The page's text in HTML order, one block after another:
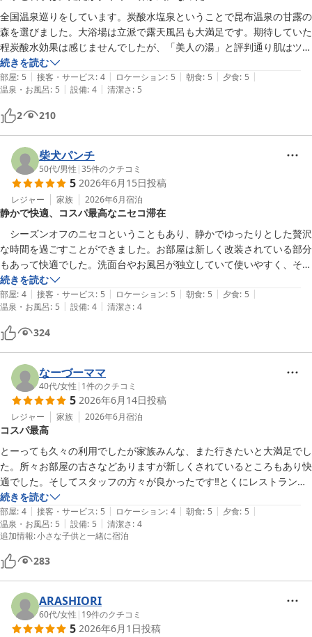
全国温泉巡りをしています。炭酸水塩泉ということで昆布温泉の甘露の
森を選びました。大浴場は立派で露天風呂も大満足です。期待していた
程炭酸水効果は感じませんでしたが、「美人の湯」と評判通り肌はツル
ツルになりました。夕食、朝食とも美味しく大満足です。日帰り温泉客
でしょうか、タトゥーを入れている客が結構いたことに驚きました。こ
の点だけが残念です。
続きを読む
部屋: 5 | 接客・サービス: 4 | ロケーション: 5 | 朝食: 5 | 夕食: 5 |
温泉・お風呂: 5 | 設備: 4 | 清潔さ: 5
2 210
柴犬パンチ
50代/男性 |35件のクチコミ
5 2026年6月15日投稿
レジャー 家族 2026年6月宿泊
静かで快適、コスパ最高なニセコ滞在
シーズンオフのニセコということもあり、静かでゆったりとした贅沢
な時間を過ごすことができました。お部屋は新しく改装されている部分
もあって快適でした。洗面台やお風呂が独立していて使いやすく、そし
て何より清潔感のある館内とスタッフの皆さんの温かい対応が素晴らし
く、とても居心地が良かったです。特にレストランのスタッフの方々が
皆さん笑顔で優しく声をかけてくださったのが印象的でした。お食事は
夕食はハーフバイキング形式で、品数はすごく多いわけではありません
が、温かいお料理などどれも工夫されていて本当に美味しかったです。
温泉は夜通し入ることができ、広めの大浴場と心地よい露天風呂で、
お肌がスベスベになる素晴らしい泉質でした。長時間利用できるラウン
ジのフリードリンクやアイスキャンディーのサービスはとても嬉しかっ
たです。夕食後にロビーで開催された生演奏によるミニコンサートも聴
きごたえがあり、アットホームな雰囲気で楽しむことができました。朝
は小鳥のさえずりで目覚め、のんびりとした時間を過ごすことができま
した。控えめに言ってもコスパが最高で、全体を通して大変満足のいく
滞在でした。また定期的に泊まりに来たいと思います。
続きを読む
部屋: 4 | 接客・サービス: 5 | ロケーション: 5 | 朝食: 5 | 夕食: 5 |
温泉・お風呂: 5 | 設備: 4 | 清潔さ: 4
324
なーづーママ
40代/女性 | 1件のクチコミ
5 2026年6月14日投稿
レジャー 家族 2026年6月宿泊
コスパ最高
とーっても久々の利用でしたが家族みんな、また行きたいと大満足でし
た。所々お部屋の古さなどありますが新しくされているところもあり快
適でした。そしてスタッフの方々が良かったです‼︎とくにレストランの
方々が皆さん笑顔でご年配のスタッフの方もおられましたがいっぱい食
べてねと子どもたちに声をかけていただいたり笑顔で素敵でした‼︎
ラウンジ？の飲み物も充実しているのも良かったです。ご飯もお風呂も
種類は多くはないですが良かったです‼︎また、ぜひ利用します^_^
続きを読む
部屋: 4 | 接客・サービス: 5 | ロケーション: 4 | 朝食: 5 | 夕食: 5 |
温泉・お風呂: 5 | 設備: 5 | 清潔さ: 4
追加情報:小さな子供と一緒に宿泊
283
ARASHIORI
60代/女性 | 19件のクチコミ
5 2026年6月1日投稿